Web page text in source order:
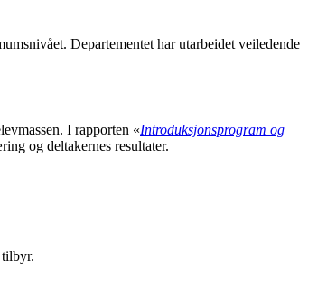
Departementet har utarbeidet veiledende
I rapporten «Introduksjonsprogram og
og deltakernes resultater.